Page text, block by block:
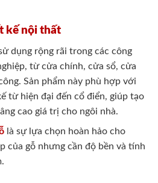
kế nội thất
dụng rộng rãi trong các công
từ cửa chính, cửa sổ, cửa
Sản phẩm này phù hợp với
từ hiện đại đến cổ điển, giúp tạo
cao giá trị cho ngôi nhà.
là sự lựa chọn hoàn hảo cho
của gỗ nhưng cần độ bền và tính